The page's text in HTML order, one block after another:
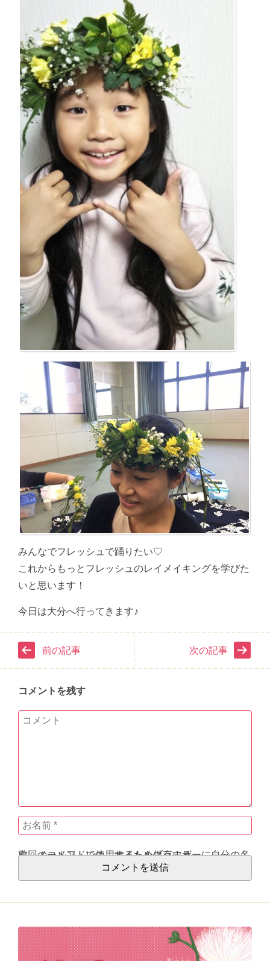
みんなでフレッシュで踊りたい♡
これからもっとフレッシュのレイメイキングを学びた
いと思います！
今日は大分へ行ってきます♪
前の記事 次の記事
コメントを残す
次回のコメントで使用するためブラウザーに自分の名前、メールアドレス、サイトを保存する。